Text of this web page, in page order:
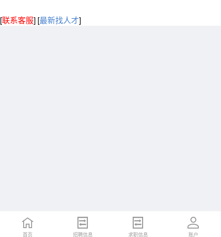
[联系客服] [最新找人才]
首页 招聘信息 求职信息 账户